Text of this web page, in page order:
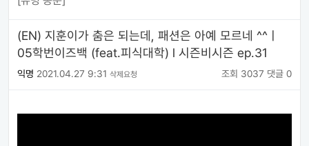
(EN) 지훈이가 춤은 되는데, 패션은 아예 모르네 ^^ㅣ
05학번이즈백 (feat.피식대학) l 시즌비시즌 ep.31
익명 2021.04.27 9:31 삭제요청 조회 3037 댓글 0